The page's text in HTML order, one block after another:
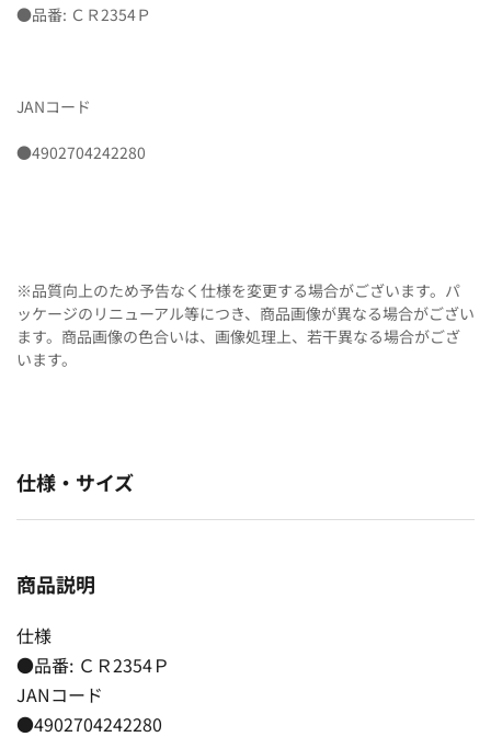
●品番: ＣＲ2354Ｐ
JANコード
●4902704242280
※品質向上のため予告なく仕様を変更する場合がございます。パ
ッケージのリニューアル等につき、商品画像が異なる場合がござい
ます。商品画像の色合いは、画像処理上、若干異なる場合がござ
います。
仕様・サイズ
商品説明
仕様
●品番: ＣＲ2354Ｐ
JANコード
●4902704242280